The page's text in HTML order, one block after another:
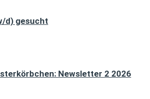
d) gesucht
Newsletter 2 2026